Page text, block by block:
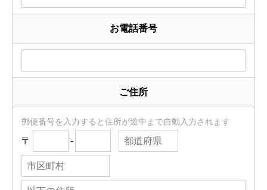
お電話番号
ご住所
郵便番号を入力すると住所が途中まで自動入力されます
〒 -